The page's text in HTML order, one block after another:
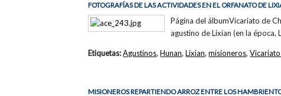
FOTOGRAFÍAS DE LAS ACTIVIDADES EN EL ORFANATO DE
Página del álbumVicariato de
agustino de Lixian (en la época,
Etiquetas:Agustinos,Hunan,Lixian,misioneros,
MISIONEROS REPARTIENDO ARROZ ENTRE LOS